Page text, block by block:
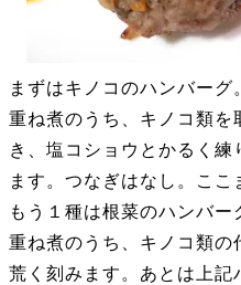
まずはキノコのハンバーグ。
重ね煮のうち、キノコ類
き、塩コショウとかるく
ます。つなぎはなし。ここ
もう１種は根菜のハンバー
重ね煮のうち、キノコ類の
荒く刻みます。あとは上記